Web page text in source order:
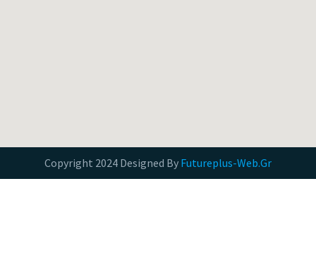
Copyright 2024 Designed By Futureplus-Web.Gr